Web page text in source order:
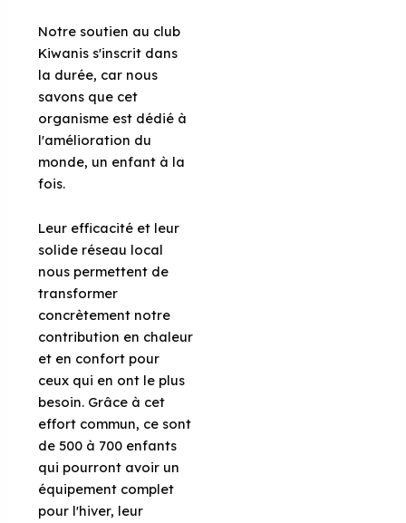
Notre soutien au club
Kiwanis s'inscrit dans
la durée, car nous
savons que cet
organisme est dédié à
l'amélioration du
monde, un enfant à la
fois.
Leur efficacité et leur
solide réseau local
nous permettent de
transformer
concrètement notre
contribution en chaleur
et en confort pour
ceux qui en ont le plus
besoin. Grâce à cet
effort commun, ce sont
de 500 à 700 enfants
qui pourront avoir un
équipement complet
pour l'hiver, leur